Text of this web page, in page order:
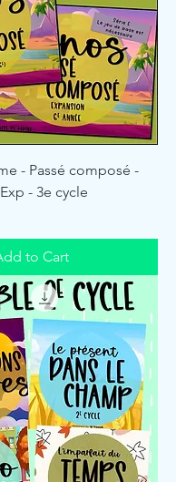
- Passé composé -
- 3e cycle
to Cart